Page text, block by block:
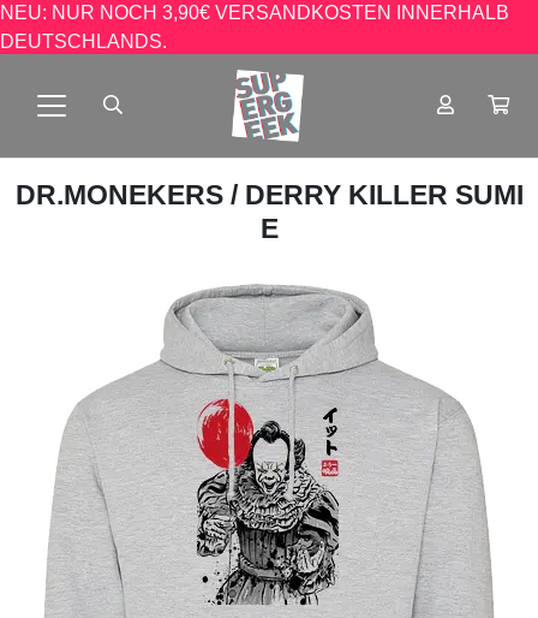
NEU: NUR NOCH 3,90€ VERSANDKOSTEN INNERHALB
DEUTSCHLANDS.
DR.MONEKERS / DERRY KILLER SUMI
E